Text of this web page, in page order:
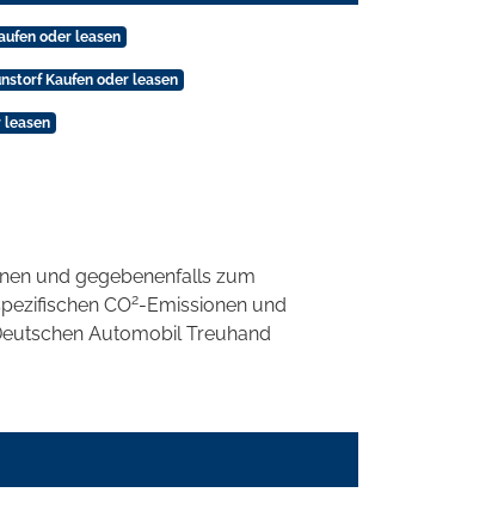
oder leasen
Kaufen oder leasen
leasen
und gegebenenfalls zum
CO2-Emissionen und
Automobil Treuhand